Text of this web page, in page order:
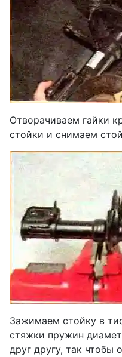
Отворачиваем гайки
стойки и снимаем
Зажимаем стойку в
стяжки пружин
друг другу, так чтобы